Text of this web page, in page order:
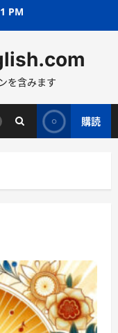
PM
を含みます
購読